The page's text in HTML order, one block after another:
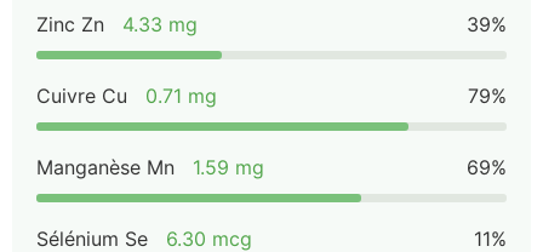
Zinc Zn 4.33 mg 39%
Cuivre Cu 0.71 mg 79%
Manganèse Mn 1.59 mg 69%
Sélénium Se 6.30 mcg 11%